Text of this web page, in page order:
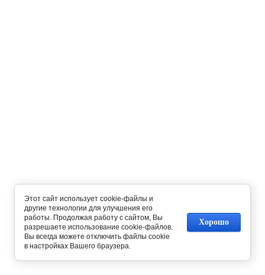
Этот сайт использует cookie-файлы и
другие технологии для улучшения его
работы. Продолжая работу с сайтом, Вы
разрешаете использование cookie-файлов.
Вы всегда можете отключить файлы cookie
в настройках Вашего браузера.
Хорошо